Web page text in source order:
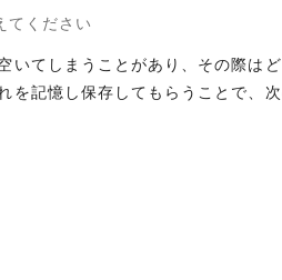
てください
てしまうことがあり、その際は
を記憶し保存してもらうことで、